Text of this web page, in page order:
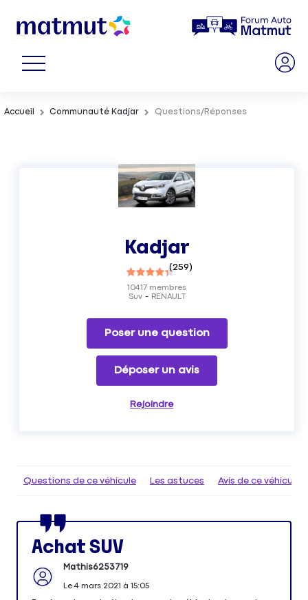
Accueil Communauté Kadjar Questions/Réponses
Kadjar
(259)
Suv RENAULT
10417 membres
Poser une question
Déposer un avis
Rejoindre
Questions de ce véhicule Les astuces Avis de ce véhicule
Achat SUV
Mathis6253719
Le4 mars 2021 à 15:05